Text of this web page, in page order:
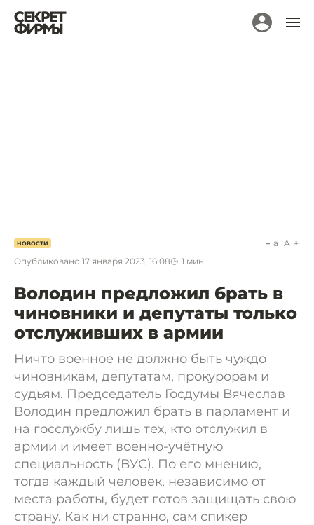
НОВОСТИ
Опубликовано 17 января 2023, 16:08 1 мин.
a A
Володин предложил брать в
чиновники и депутаты только
отслуживших в армии
Ничто военное не должно быть чуждо
чиновникам, депутатам, прокурорам и
судьям. Председатель Госдумы Вячеслав
Володин предложил брать в парламент и
на госслужбу лишь тех, кто отслужил в
армии и имеет военно-учётную
специальность (ВУС). По его мнению,
тогда каждый человек, независимо от
места работы, будет готов защищать свою
страну. Как ни странно, сам спикер